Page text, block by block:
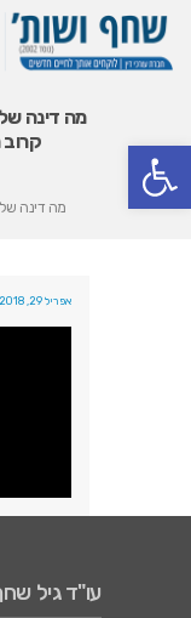
פתח סרגל נגישות
מה דינה
מה דינה
אפריל 29, 2018
עו"ד גיל